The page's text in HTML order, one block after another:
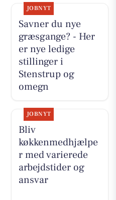
JOBNYT
Savner du nye
græsgange? - Her
er nye ledige
stillinger i
Stenstrup og
omegn
JOBNYT
Bliv
køkkenmedhjælpe
r med varierede
arbejdstider og
ansvar